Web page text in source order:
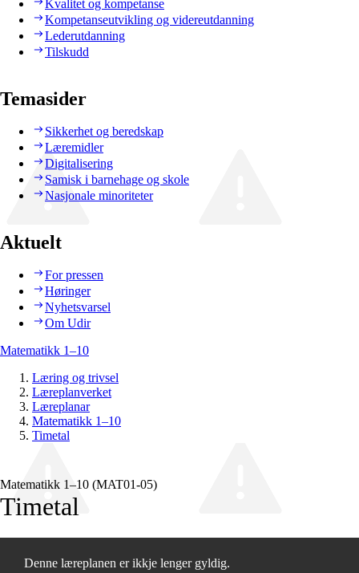
Kvalitet og kompetanse
Kompetanseutvikling og videreutdanning
Lederutdanning
Tilskudd
Temasider
Sikkerhet og beredskap
Læremidler
Digitalisering
Samisk i barnehage og skole
Nasjonale minoriteter
Aktuelt
For pressen
Høringer
Nyhetsvarsel
Om Udir
Matematikk 1–10
Læring og trivsel
Læreplanverket
Læreplanar
Matematikk 1–10
Timetal
Matematikk 1–10 (MAT01‑05)
Timetal
Denne læreplanen er ikkje lenger gyldig.